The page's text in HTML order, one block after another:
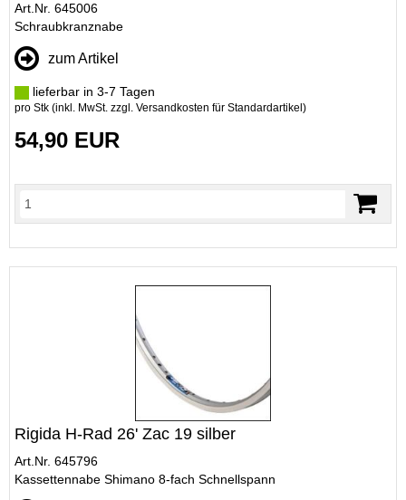
Art.Nr. 645006
Schraubkranznabe
zum Artikel
lieferbar in 3-7 Tagen
pro Stk (inkl. MwSt. zzgl. Versandkosten für Standardartikel )
54,90 EUR
Rigida H-Rad 26' Zac 19 silber
Art.Nr. 645796
Kassettennabe Shimano 8-fach Schnellspann